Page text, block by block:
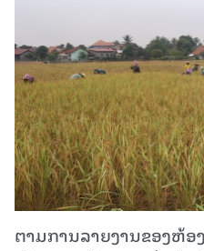
ຕາມການລາຍງານຂອງຫ້ອ